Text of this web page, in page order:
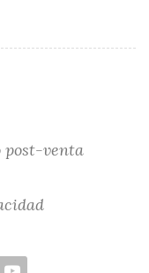
post-venta
youtube